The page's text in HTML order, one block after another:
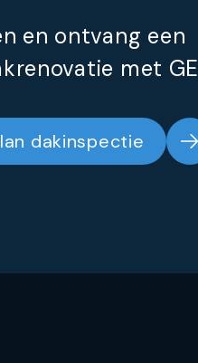
en ontvang een
met GE
dakinspectie